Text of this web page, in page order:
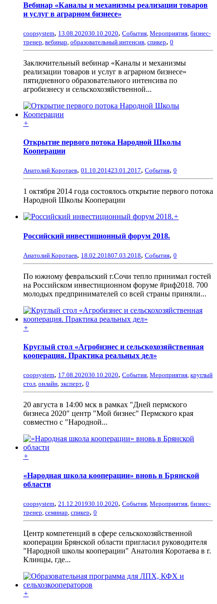
Вебинар «Каналы и механизмы реализации товаров
и услуг в аграрном бизнесе»
coopsystem, 13.08.202030.10.2020, События Мероприятия бизнес-
тренер вебинар образовательный интенсив спикер, 0
Заключительный вебинар «Каналы и механизмы
реализации товаров и услуг в аграрном бизнесе»
пятидневного образовательного интенсива по
агробизнесу и сельскохозяйственной...
+
Открытие первого потока Народной Школы
Кооперации
Анатолий Коротаев, 01.10.201423.01.2017, События, 0
1 октября 2014 года состоялось открытие первого потока
Народной Школы Кооперации
+
Российский инвестиционный форум 2018.
Анатолий Коротаев, 18.02.201807.03.2018, События, 0
По южному февральский г.Сочи тепло принимал гостей
на Российском инвестиционном форуме #риф2018. 700
молодых предпринимателей со всей страны приняли...
+
Круглый стол «Агробизнес и сельскохозяйственная
кооперация. Практика реальных дел»
coopsystem, 17.08.202030.10.2020, События, Мероприятия, круглый
стол, онлайн, эксперт, 0
20 августа в 14:00 мск в рамках "Дней пермского
бизнеса 2020" центр "Мой бизнес" Пермского края
совместно с "Народной...
+
«Народная школа кооперации» вновь в Брянской
области
coopsystem, 21.12.201930.10.2020, События, Мероприятия, бизнес-
тренер, семинар, спикер, 0
Центр компетенций в сфере сельскохозяйственной
кооперации Брянской области пригласил руководителя
"Народной школы кооперации" Анатолия Коротаева в г.
Клинцы, где...
+